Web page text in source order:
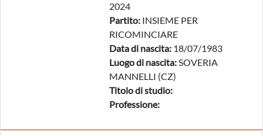
2024
Partito: INSIEME PER
RICOMINCIARE
Data di nascita: 18/07/1983
Luogo di nascita:SOVERIA
MANNELLI (CZ)
Titolo di studio:
Professione: